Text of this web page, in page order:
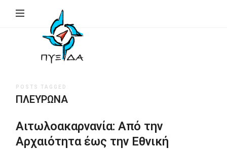
Ανάπτυξης
(Ι.Γ.Ε.ΣΥ.Α.)
POSTS TAGGED
ΠΛΕΥΡΏΝΑ
Αιτωλοακαρνανία: Από την
Αρχαιότητα έως την Εθνική